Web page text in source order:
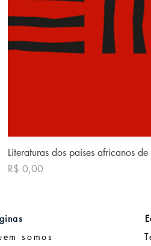
Literaturas dos países africanos
Preço
R$ 0,00
somos